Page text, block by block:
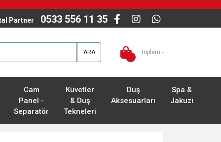
Partner 0533 556 11 35
ARA Toplam -
Cam
Panel -
Separatör
Küvetler
& Duş
Tekneleri
Duş
Aksesuarları
Spa &
Jakuzi